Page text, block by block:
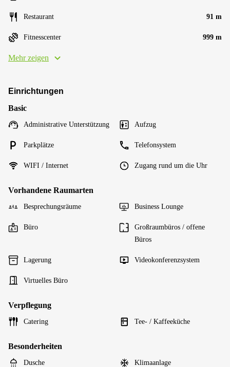
Restaurant 91 m
Fitnesscenter 999 m
Mehr zeigen
Einrichtungen
Basic
Administrative Unterstützung Aufzug
Parkplätze Telefonsystem
WIFI / Internet Zugang rund um die Uhr
Vorhandene Raumarten
Besprechungsräume Business Lounge
Büro
Großraumbüros / offene
Büros
Lagerung Videokonferenzsystem
Virtuelles Büro
Verpflegung
Catering Tee- / Kaffeeküche
Besonderheiten
Dusche Klimaanlage